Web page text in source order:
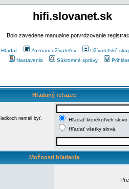
hifi.slovanet.sk
Bolo zavedene manualne potvrdzovanie
Hľadať Zoznam užívateľov Užívateľské
Nastavenia
Súkromné správy
Hľadaný reťazec
nemali byť.
Hľadať ktorékoľvek slovo
Hľadať všetky slová.
Možnosti hľadania